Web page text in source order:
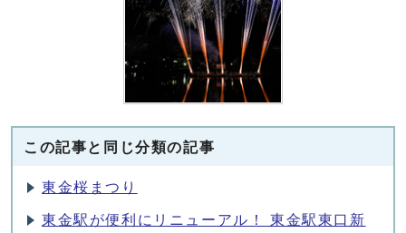
この記事と同じ分類の記事
東金桜まつり
東金駅が便利にリニューアル！ 東金駅東口新